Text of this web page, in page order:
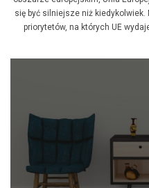
się być silniejsze niż
priorytetów, na których UE